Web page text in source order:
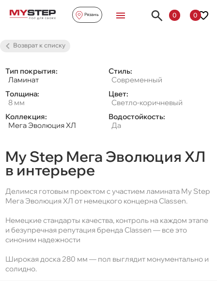
Рязань 0 0
Возврат к списку
Тип покрытия:
Ламинат
Стиль:
Современный
Толщина:
8 мм
Цвет:
Светло-коричневый
Коллекция:
Мега Эволюция ХЛ
Водостойкость:
Да
My Step Мега Эволюция ХЛ
в интерьере
Делимся готовым проектом c участием ламината My Step
Мега Эволюция ХЛ от немецкого концерна Classen.
Немецкие стандарты качества, контроль на каждом этапе
и безупречная репутация бренда Classen — все это
синоним надежности
Широкая доска 280 мм — пол выглядит монументально и
солидно.